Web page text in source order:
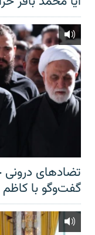
تضادهای درونی
گفت‌‌وگو با